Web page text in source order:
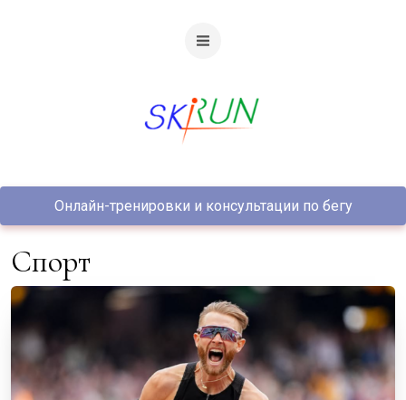
Онлайн-тренировки и консультации по бегу
спорт